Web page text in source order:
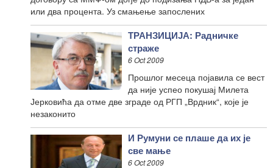
или два процента. Уз смањење запослених
ТРАНЗИЦИЈА: Радничке
страже
6 Oct 2009
Прошлог месеца појавила се вест
да није успео покушај Милета
Јерковића да отме две зграде од РГП „Врдник“, које је
незаконито
И Румуни се плаше да их је
све мање
6 Oct 2009